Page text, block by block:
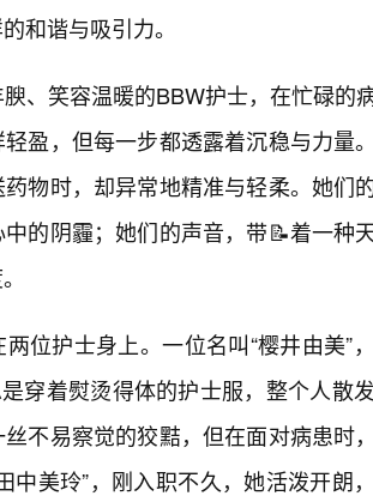
和谐与吸引力。
、笑容温暖的BBW护士，在忙碌的
盈，但每一步都透露着沉稳与力量
物时，却异常地精准与轻柔。她们
的阴霾；她们的声音，带📝着一种
位护士身上。一位名叫“樱井由美”
穿着熨烫得体的护士服，整个人散
不易察觉的狡黠，但在面对病患时
中美玲”，刚入职不久，她活泼开朗